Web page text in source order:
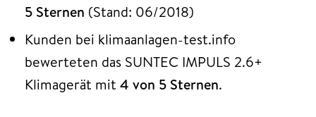
5 Sternen (Stand: 06/2018)
Kunden bei klimaanlagen-test.info
bewerteten das SUNTEC IMPULS 2.6+
Klimagerät mit 4 von 5 Sternen.